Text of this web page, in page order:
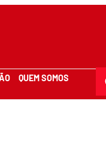
QUEM SOMOS